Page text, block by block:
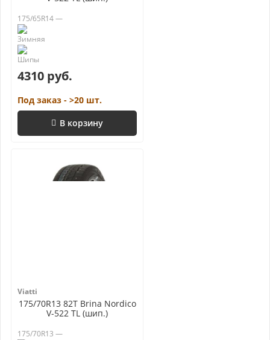
175/65R14 —
4310 руб.
Под заказ - >20 шт.
В корзину
Viatti
175/70R13 82T Brina Nordico
V-522 TL (шип.)
175/70R13 —